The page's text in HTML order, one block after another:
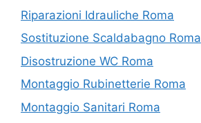
Riparazioni Idrauliche Roma
Sostituzione Scaldabagno Roma
Disostruzione WC Roma
Montaggio Rubinetterie Roma
Montaggio Sanitari Roma